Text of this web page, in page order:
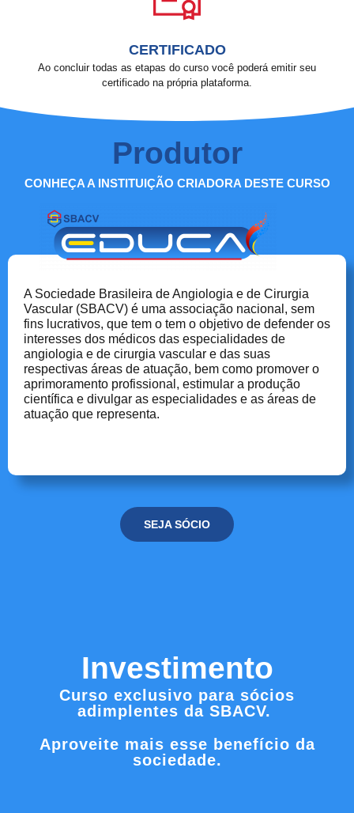
CERTIFICADO
Ao concluir todas as etapas do curso você poderá emitir seu
certificado na própria plataforma.
Produtor
CONHEÇA A INSTITUIÇÃO CRIADORA DESTE CURSO
A Sociedade Brasileira de Angiologia e de Cirurgia
Vascular (SBACV) é uma associação nacional, sem
fins lucrativos, que tem o tem o objetivo de defender os
interesses dos médicos das especialidades de
angiologia e de cirurgia vascular e das suas
respectivas áreas de atuação, bem como promover o
aprimoramento profissional, estimular a produção
científica e divulgar as especialidades e as áreas de
atuação que representa.
SEJA SÓCIO
Investimento
Curso exclusivo para sócios
adimplentes da SBACV.
Aproveite mais esse benefício da
sociedade.